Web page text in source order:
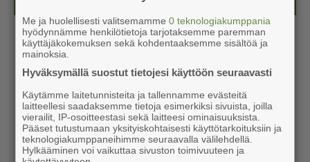
Me ja huolellisesti valitsemamme0 teknologiakumppania
hyödynnämme henkilötietoja tarjotaksemme paremman
käyttäjäkokemuksen sekä kohdentaaksemme sisältöä ja
mainoksia.
Hyväksymällä suostut tietojesi käyttöön seuraavasti
Käytämme laitetunnisteita ja tallennamme evästeitä
laitteellesi saadaksemme tietoja esimerkiksi sivuista, joilla
vierailit, IP-osoitteestasi sekä laitteesi ominaisuuksista.
Pääset tutustumaan yksityiskohtaisesti käyttötarkoituksiin ja
teknologiakumppaneihimme seuraavalla välilehdellä.
Hylkääminen voi vaikuttaa sivuston toimivuuteen ja